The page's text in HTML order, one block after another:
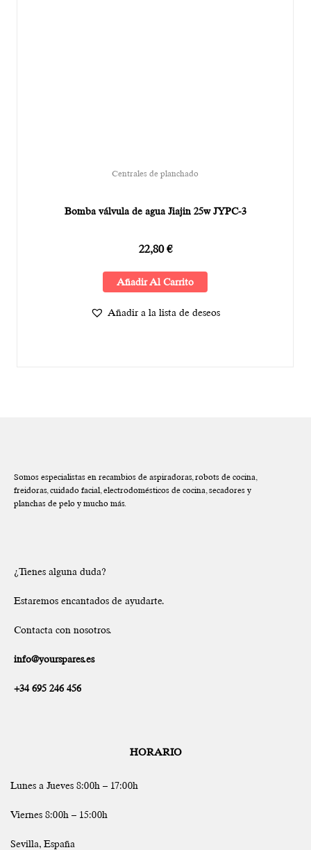
Centrales de planchado
Bomba válvula de agua Jiajin 25w JYPC-3
22,80€
Añadir Al Carrito
Añadir a la lista de deseos
Somos especialistas en recambios de aspiradoras, robots de cocina,
freidoras, cuidado facial, electrodomésticos de cocina, secadores y
planchas de pelo y mucho más.
¿Tienes alguna duda?
Estaremos encantados de ayudarte.
Contacta con nosotros.
info@yourspares.es
+34 695 246 456
HORARIO
Lunes a Jueves 8:00h – 17:00h
Viernes 8:00h – 15:00h
Sevilla, España